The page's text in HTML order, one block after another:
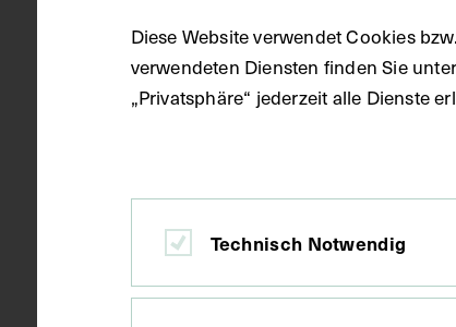
Gegenstand S/W
Diese Website verwendet Cookies
verwendeten Diensten finden Sie
„Privatsphäre“ jederzeit alle Dienste
Technisch Notwendig